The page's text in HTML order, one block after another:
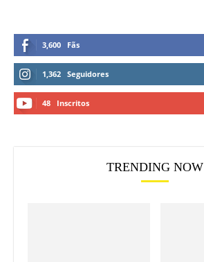
3,600 Fãs
1,362 Seguidores
48 Inscritos
TRENDING NOW